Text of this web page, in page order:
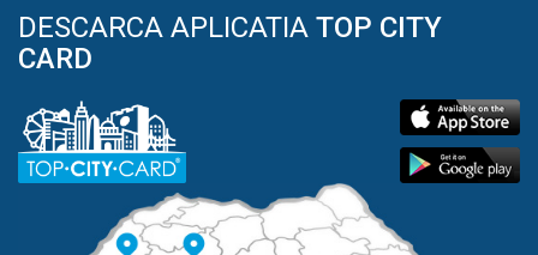
DESCARCA APLICATIA TOP CITY
CARD